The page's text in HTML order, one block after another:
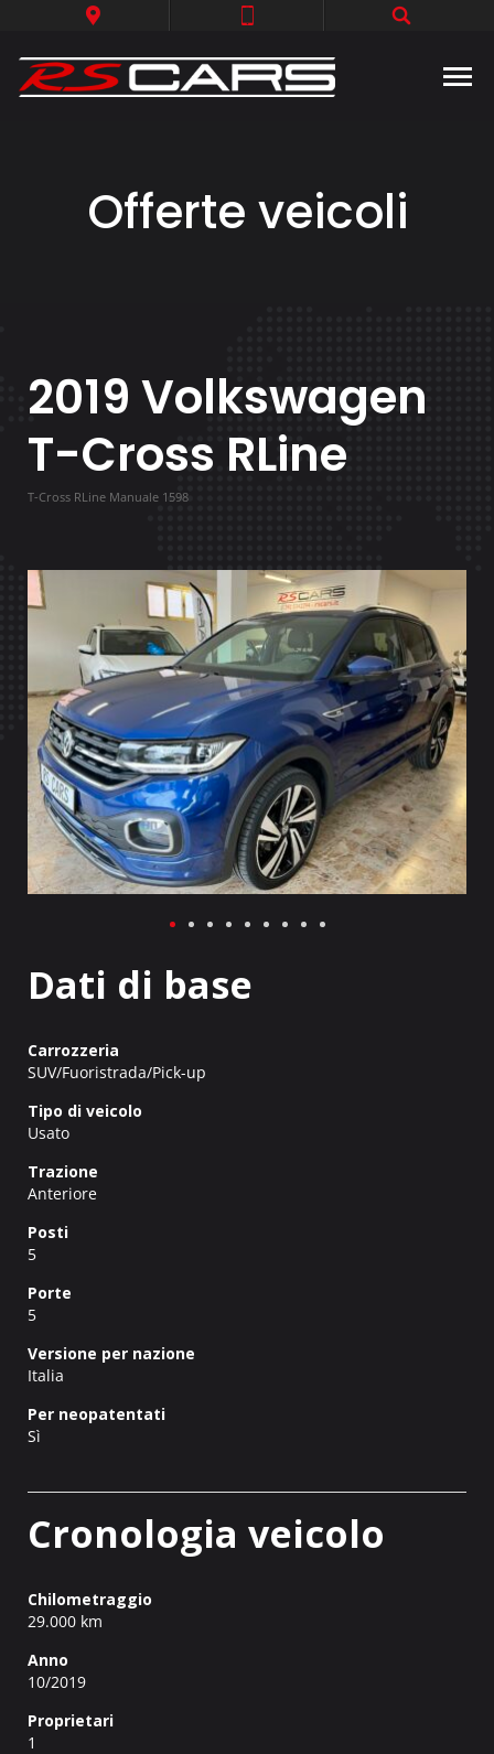
Offerte veicoli
2019 Volkswagen
T-Cross RLine
T-Cross RLine Manuale 1598
Dati di base
Carrozzeria
SUV/Fuoristrada/Pick-up
Tipo di veicolo
Usato
Trazione
Anteriore
Posti
5
Porte
5
Versione per nazione
Italia
Per neopatentati
Sì
Cronologia veicolo
Chilometraggio
29.000 km
Anno
10/2019
Proprietari
1